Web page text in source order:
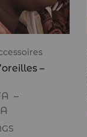
–
–